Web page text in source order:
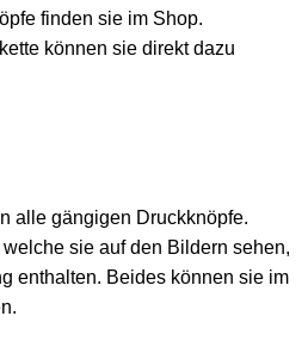
finden sie im Shop.
können sie direkt dazu
alle gängigen Druckknöpfe.
sie auf den Bildern sehen,
enthalten. Beides können sie im